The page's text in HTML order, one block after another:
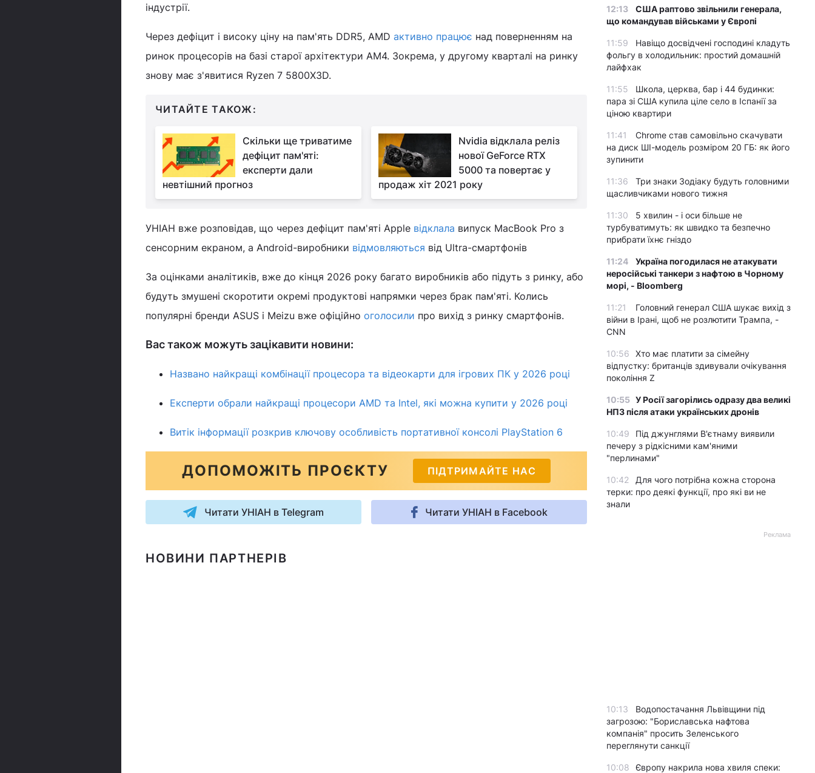
індустрії.
Через дефіцит і високу ціну на пам'ять DDR5, AMD активно працює над поверненням на
ринок процесорів на базі старої архітектури AM4. Зокрема, у другому кварталі на ринку
знову має з'явитися Ryzen 7 5800X3D.
ЧИТАЙТЕ ТАКОЖ:
Скільки ще триватиме
дефіцит пам'яті:
експерти дали
невтішний прогноз
Nvidia відклала реліз
нової GeForce RTX
5000 та повертає у
продаж хіт 2021 року
УНІАН вже розповідав, що через дефіцит пам'яті Apple відклала випуск MacBook Pro з
сенсорним екраном, а Android-виробники відмовляються від Ultra-смартфонів
За оцінками аналітиків, вже до кінця 2026 року багато виробників або підуть з ринку, або
будуть змушені скоротити окремі продуктові напрямки через брак пам'яті. Колись
популярні бренди ASUS і Meizu вже офіційно оголосили про вихід з ринку смартфонів.
Вас також можуть зацікавити новини:
Названо найкращі комбінації процесора та відеокарти для ігрових ПК у 2026 році
Експерти обрали найкращі процесори AMD та Intel, які можна купити у 2026 році
Витік інформації розкрив ключову особливість портативної консолі PlayStation 6
ДОПОМОЖІТЬ ПРОЄКТУ ПІДТРИМАЙТЕ НАС
Читати УНІАН в Telegram Читати УНІАН в Facebook
НОВИНИ ПАРТНЕРІВ
12:13
США раптово звільнили генерала,
що командував військами у Європі
11:59
Навіщо досвідчені господині кладуть
фольгу в холодильник: простий домашній
лайфхак
11:55
Школа, церква, бар і 44 будинки:
пара зі США купила ціле село в Іспанії за
ціною квартири
11:41
Chrome став самовільно скачувати
на диск ШІ-модель розміром 20 ГБ: як його
зупинити
11:36
Три знаки Зодіаку будуть головними
щасливчиками нового тижня
11:30
5 хвилин - і оси більше не
турбуватимуть: як швидко та безпечно
прибрати їхнє гніздо
11:24
Україна погодилася не атакувати
неросійські танкери з нафтою в Чорному
морі, - Bloomberg
11:21
Головний генерал США шукає вихід з
війни в Ірані, щоб не розлютити Трампа, -
CNN
10:56
Хто має платити за сімейну
відпустку: британців здивували очікування
покоління Z
10:55 У Росії загорілись одразу два великі
НПЗ після атаки українських дронів
10:49
Під джунглями В'єтнаму виявили
печеру з рідкісними кам'яними
"перлинами"
10:42
Для чого потрібна кожна сторона
терки: про деякі функції, про які ви не
знали
Реклама
10:13
Водопостачання Львівщини під
загрозою: "Бориславська нафтова
компанія" просить Зеленського
переглянути санкції
10:08
Європу накрила нова хвиля спеки: